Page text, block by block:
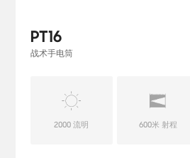
PT16
战术手电筒
2000 流明 600米 射程